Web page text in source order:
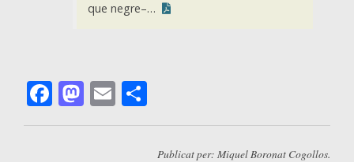
que negre–…
Facebook
Mastodon
Email
Publicat per: Miquel Boronat Cogollos.